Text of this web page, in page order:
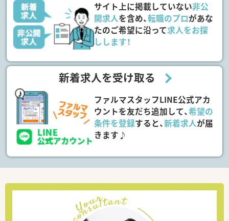
サイト上に掲載していない非公
開求人を含め、転職のプロがあな
たのご希望に沿って求人をお探
しします！
新着求人を受け取る
ファルマスタッフLINE公式アカ
ウントを友だち追加して、希望の
条件を登録すると、新着求人が届
きます♪